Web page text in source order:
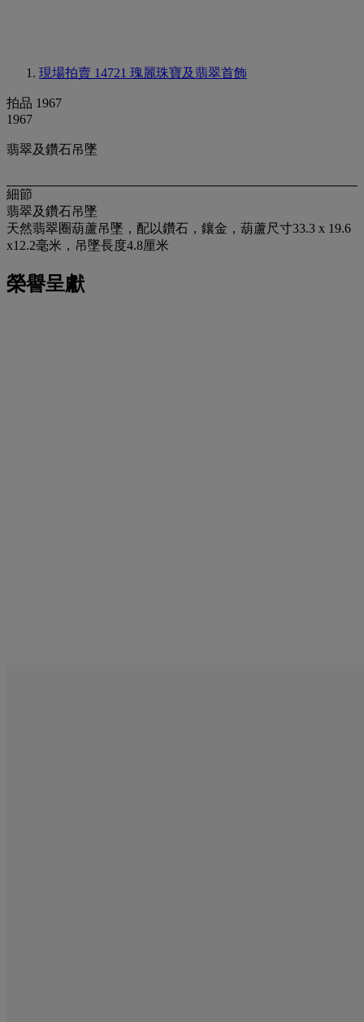
現場拍賣 14721 瑰麗珠寶及翡翠首飾
拍品 1967
1967
翡翠及鑽石吊墜
細節
翡翠及鑽石吊墜
天然翡翠圈葫蘆吊墜，配以鑽石，鑲金，葫蘆尺寸33.3 x 19.6
x12.2毫米，吊墜長度4.8厘米
榮譽呈獻